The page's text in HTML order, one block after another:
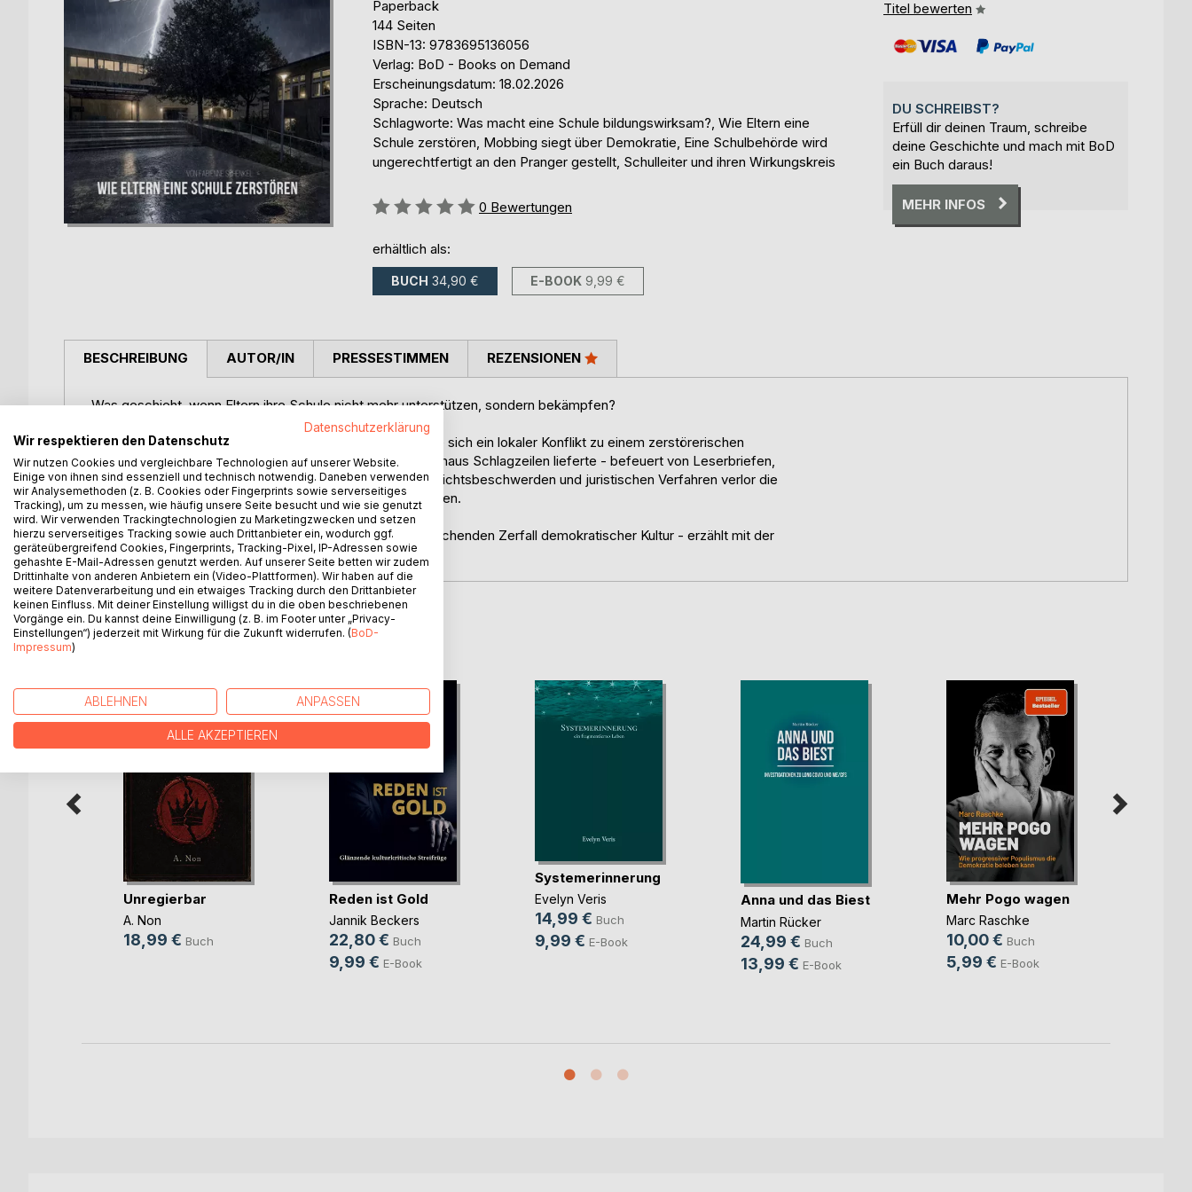
Paperback
144 Seiten
ISBN-13: 9783695136056
Verlag: BoD - Books on Demand
Erscheinungsdatum: 18.02.2026
Sprache: Deutsch
Schlagworte: Was macht eine Schule bildungswirksam?, Wie Eltern eine
Schule zerstören, Mobbing siegt über Demokratie, Eine Schulbehörde wird
ungerechtfertigt an den Pranger gestellt, Schulleiter und ihren Wirkungskreis
Bewertung::
0 Bewertungen
erhältlich als:
BUCH 34,90 € E-BOOK 9,99 €
Titel bewerten
DU SCHREIBST?
Erfüll dir deinen Traum, schreibe
deine Geschichte und mach mit BoD
ein Buch daraus!
MEHR INFOS
BESCHREIBUNG
Was geschieht, wenn Eltern ihre Schule nicht mehr unterstützen, sondern bekämpfen?
Diese wahre Geschichte aus Dänikon - Hüttikon zeigt, wie sich ein lokaler Konflikt zu einem zerstörerischen
Machtspiel auswuchs, das weit über den Kanton Zürich hinaus Schlagzeilen lieferte - befeuert von Leserbriefen,
Beschwerden und Misstrauen. Zwischen Gerüchten, Aufsichtsbeschwerden und juristischen Verfahren verlor die
Dorfschule nicht nur ihre Leitung, sondern auch ihr Vertrauen.
Ein Buch über Manipulation, verletzte Egos und den schleichenden Zerfall demokratischer Kultur - erzählt mit der
Präzision einer Chronik und der Wucht eines Dramas.
AUTOR/IN PRESSESTIMMEN REZENSIONEN
WEITERE TITEL BEIBoD
Unregierbar
A. Non
18,99 € Buch
Reden ist Gold
Jannik Beckers
22,80 € Buch
9,99 € E-Book
Systemerinnerung
Evelyn Veris
14,99 € Buch
9,99 € E-Book
Anna und das Biest
Martin Rücker
24,99 € Buch
13,99 € E-Book
Mehr Pogo wagen
Marc Raschke
10,00 € Buch
5,99 € E-Book
Datenschutzerklärung
Wir respektieren den Datenschutz
Wir nutzen Cookies und vergleichbare Technologien auf unserer Website.
Einige von ihnen sind essenziell und technisch notwendig. Daneben verwenden
wir Analysemethoden (z. B. Cookies oder Fingerprints sowie serverseitiges
Tracking), um zu messen, wie häufig unsere Seite besucht und wie sie genutzt
wird. Wir verwenden Trackingtechnologien zu Marketingzwecken und setzen
hierzu serverseitiges Tracking sowie auch Drittanbieter ein, wodurch ggf.
geräteübergreifend Cookies, Fingerprints, Tracking-Pixel, IP-Adressen sowie
gehashte E-Mail-Adressen genutzt werden. Auf unserer Seite betten wir zudem
Drittinhalte von anderen Anbietern ein (Video-Plattformen). Wir haben auf die
weitere Datenverarbeitung und ein etwaiges Tracking durch den Drittanbieter
keinen Einfluss. Mit deiner Einstellung willigst du in die oben beschriebenen
Vorgänge ein. Du kannst deine Einwilligung (z. B. im Footer unter „Privacy-
Einstellungen“) jederzeit mit Wirkung für die Zukunft widerrufen. (BoD-
Impressum)
ABLEHNEN ANPASSEN
ALLE AKZEPTIEREN